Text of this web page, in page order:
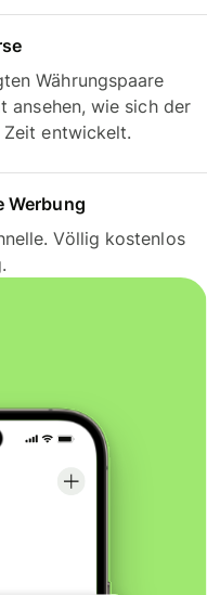
Währungspaare
ansehen, wie sich der
Zeit entwickelt.
Werbung
Völlig kostenlos